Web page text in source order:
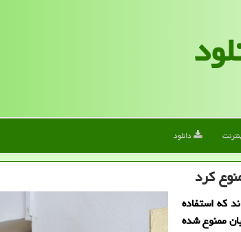
دانلود
کرد
که استفاده
ممنوع شده